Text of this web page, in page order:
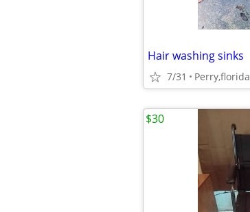
Hair washing sinks
7/31 Perry,florida
$30